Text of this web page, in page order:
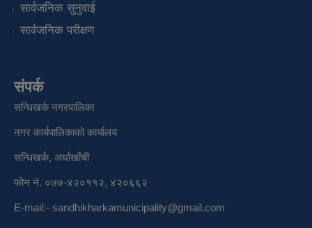
सार्वजनिक सुनुवाई
सार्वजनिक परीक्षण
संपर्क
सन्धिखर्क नगरपालिका
नगर कार्यपालिकाको कार्यालय
सन्धिखर्क, अर्घाखाँची
फोन नं. ०७७-४२०११२, ४२०६६२
E-mail:- sandhikharkamunicipality@gmail.com